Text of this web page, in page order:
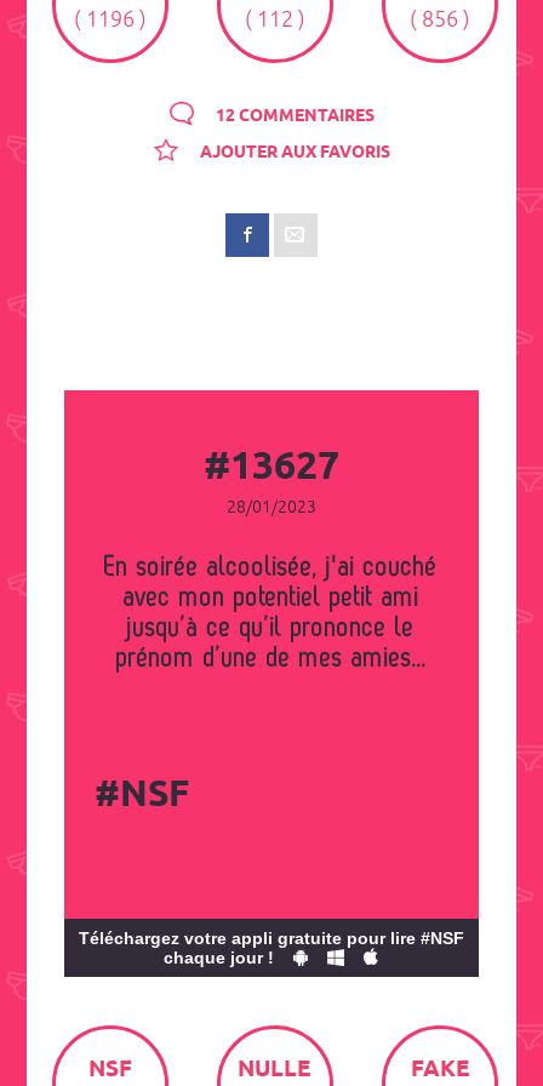
( 1196 ) ( 112 ) ( 856 )
12 COMMENTAIRES
AJOUTER AUX FAVORIS
#13627
28/01/2023
En soirée alcoolisée, j'ai couché
avec mon potentiel petit ami
jusqu’à ce qu’il prononce le
prénom d’une de mes amies...
#NSF
Téléchargez votre appli gratuite pour lire #NSF
chaque jour !
NSF NULLE FAKE